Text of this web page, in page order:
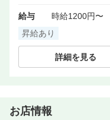
給与
時給1200円〜
昇給あり
詳細を見る
お店情報